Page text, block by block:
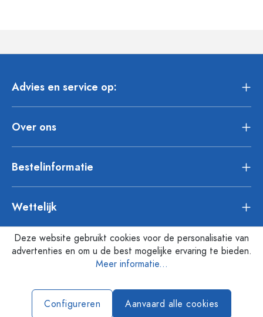
Advies en service op:
Over ons
Bestelinformatie
Wettelijk
Deze website gebruikt cookies voor de personalisatie van
advertenties en om u de best mogelijke ervaring te bieden.
Meer informatie...
Configureren Aanvaard alle cookies